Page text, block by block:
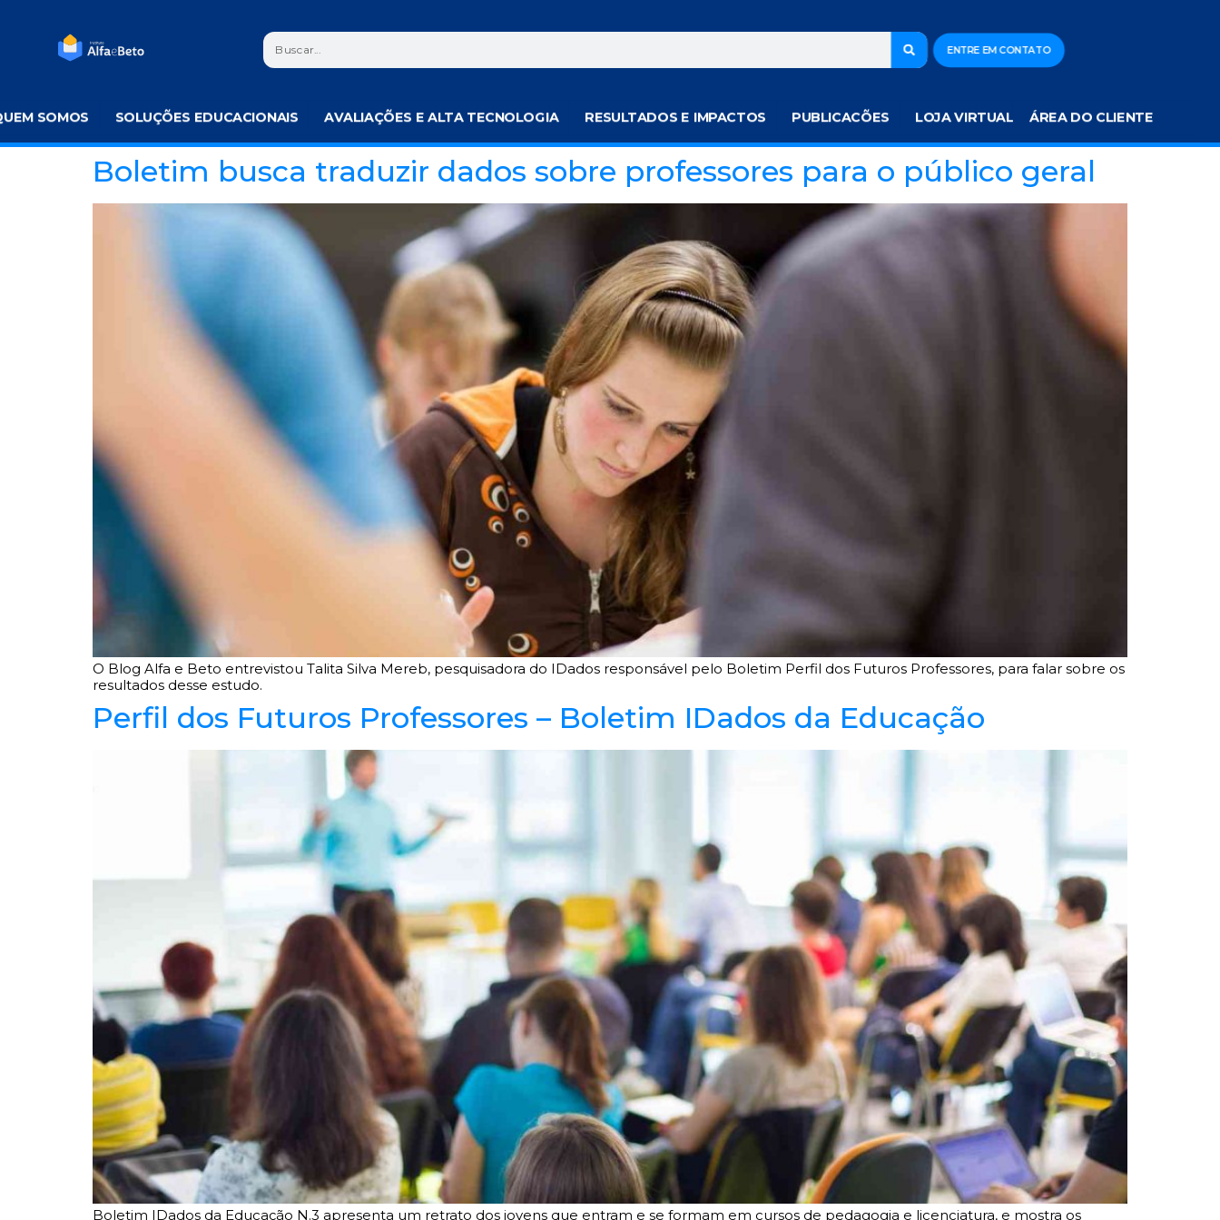
ENTRE EM CONTATO
SOMOS SOLUÇÕES EDUCACIONAIS AVALIAÇÕES E ALTA TECNOLOGIA RESULTADOS E IMPACTOS PUBLICACÕES LOJA VIRTUAL ÁREA DO CLIENTE
Boletim busca traduzir dados sobre professores para o público geral
O Blog Alfa e Beto entrevistou Talita Silva Mereb, pesquisadora do IDados responsável pelo Boletim Perfil dos Futuros Professores, para falar sobre os
resultados desse estudo.
Perfil dos Futuros Professores – Boletim IDados da Educação
Boletim IDados da Educação N.3 apresenta um retrato dos jovens que entram e se formam em cursos de pedagogia e licenciatura, e mostra os